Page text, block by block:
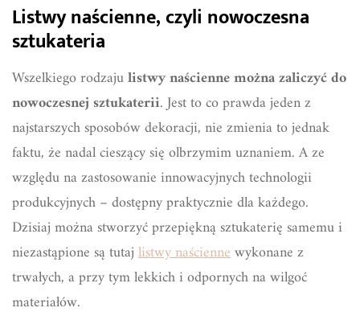
Listwy naścienne, czyli nowoczesna
sztukateria
Wszelkiego rodzajulistwy naścienne można zaliczyć do
nowoczesnej sztukaterii. Jest to co prawda jeden z
najstarszych sposobów dekoracji, nie zmienia to jednak
faktu, że nadal cieszący się olbrzymim uznaniem. A ze
względu na zastosowanie innowacyjnych technologii
produkcyjnych – dostępny praktycznie dla każdego.
Dzisiaj można stworzyć przepiękną sztukaterię samemu i
niezastąpione są tutajlistwy naściennewykonane z
trwałych, a przy tym lekkich i odpornych na wilgoć
materiałów.